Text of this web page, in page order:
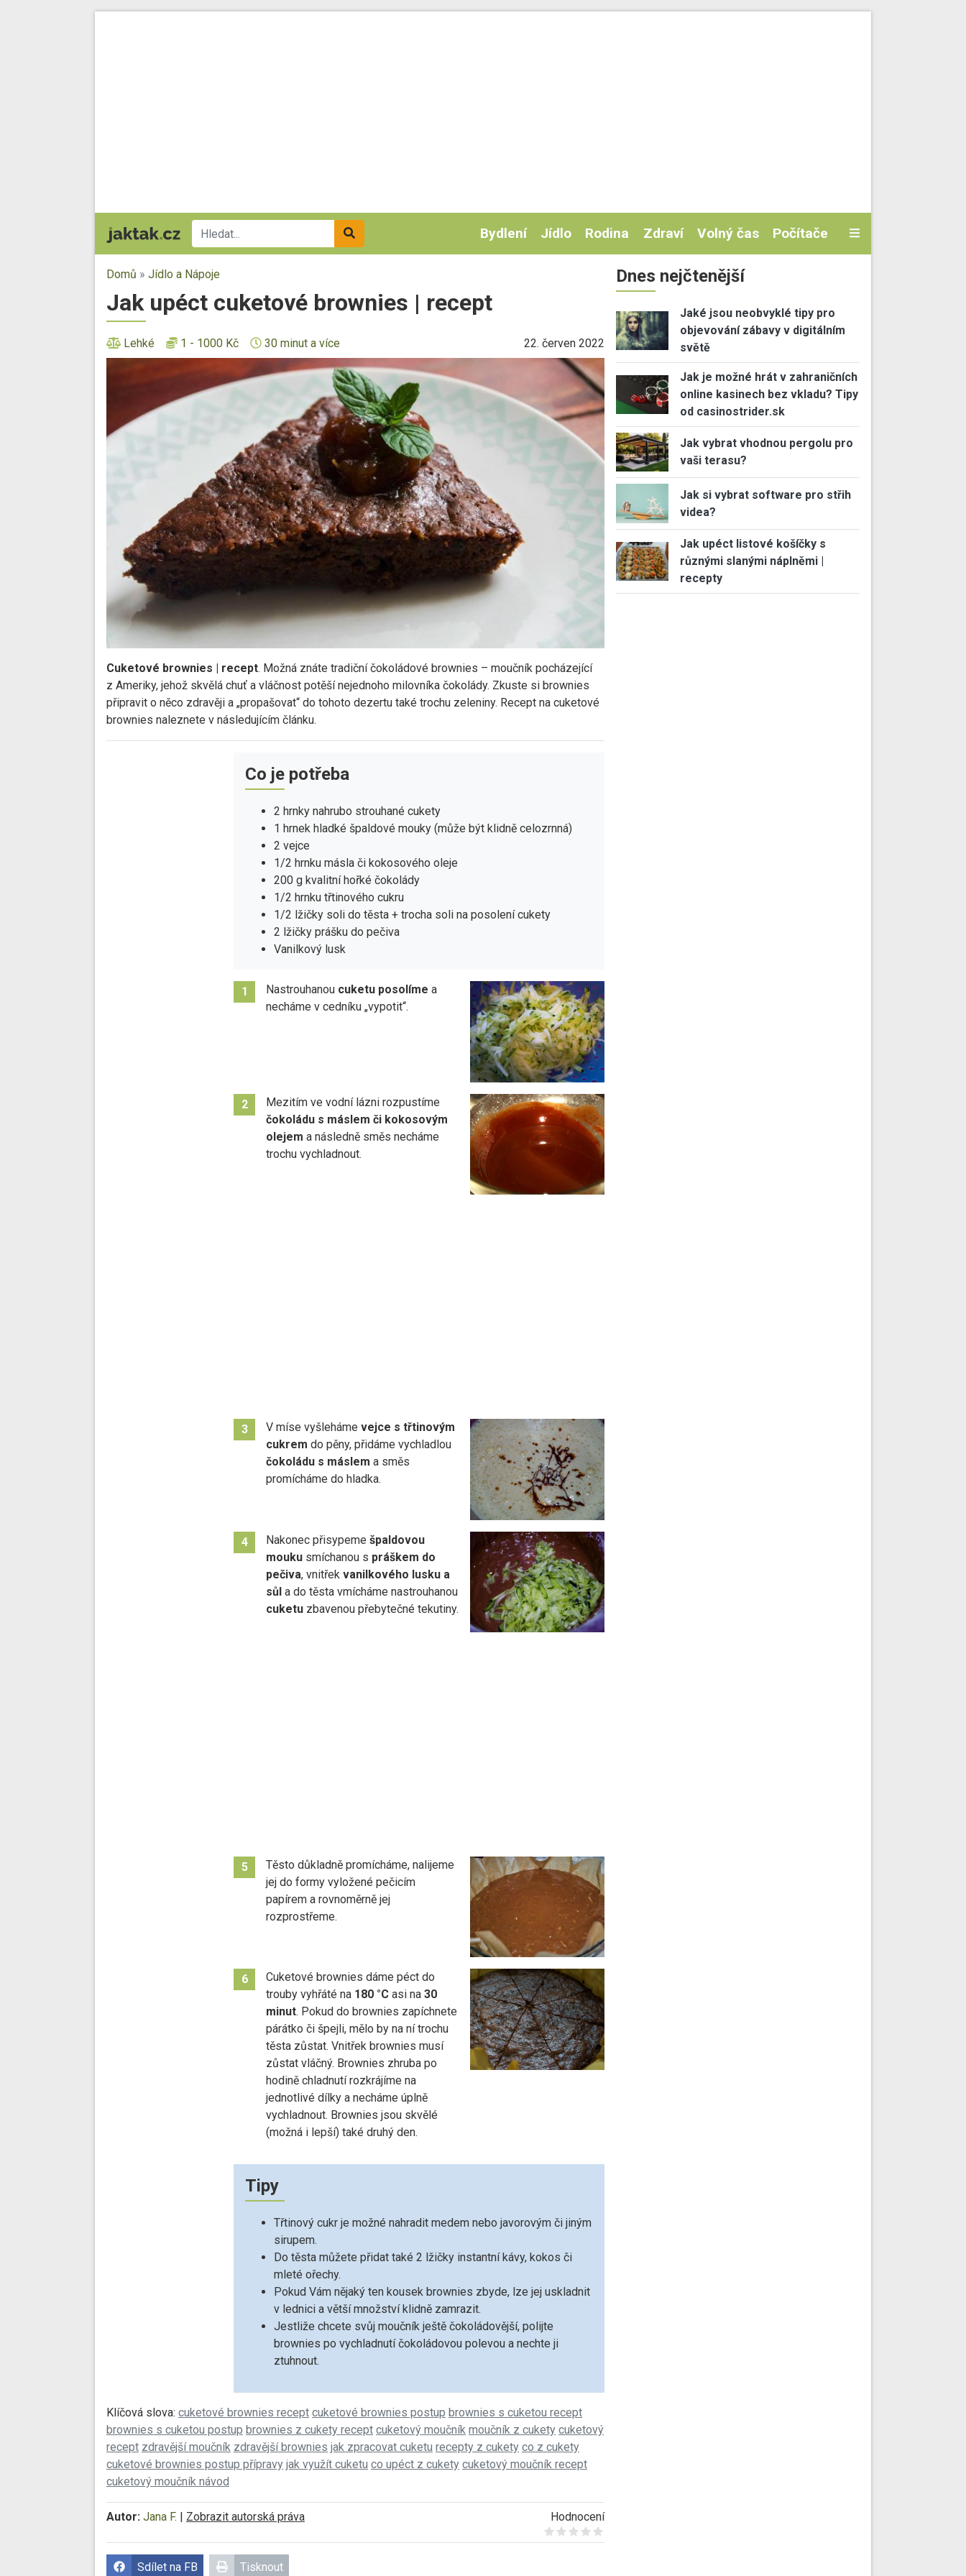
Bydlení Jídlo Rodina Zdraví Volný čas Počítače
Domů » Jídlo a Nápoje
Jak upéct cuketové brownies | recept
Lehké 1 - 1000 Kč 30 minut a více 22. červen 2022
Cuketové brownies | recept. Možná znáte tradiční čokoládové brownies – moučník pocházející
z Ameriky, jehož skvělá chuť a vláčnost potěší nejednoho milovníka čokolády. Zkuste si brownies
připravit o něco zdravěji a „propašovat“ do tohoto dezertu také trochu zeleniny. Recept na cuketové
brownies naleznete v následujícím článku.
Co je potřeba
2 hrnky nahrubo strouhané cukety
1 hrnek hladké špaldové mouky (může být klidně celozrnná)
2 vejce
1/2 hrnku másla či kokosového oleje
200 g kvalitní hořké čokolády
1/2 hrnku třtinového cukru
1/2 lžičky soli do těsta + trocha soli na posolení cukety
2 lžičky prášku do pečiva
Vanilkový lusk
1 Nastrouhanoucuketu posolíme a
necháme v cedníku „vypotit“.
2
Mezitím ve vodní lázni rozpustíme
čokoládu s máslem či kokosovým
olejem a následně směs necháme
trochu vychladnout.
3 V míse vyšleháme vejce s třtinovým
cukrem do pěny, přidáme vychladlou
čokoládu s máslem a směs
promícháme do hladka.
4 Nakonec přisypeme špaldovou
moukusmíchanou s práškem do
pečiva, vnitřek vanilkového lusku a
sůl a do těsta vmícháme nastrouhanou
cuketuzbavenou přebytečné tekutiny.
5
Těsto důkladně promícháme, nalijeme
jej do formy vyložené pečicím
papírem a rovnoměrně jej
rozprostřeme.
6
Cuketové brownies dáme péct do
trouby vyhřáté na 180 °Casi na 30
minut. Pokud do brownies zapíchnete
párátko či špejli, mělo by na ní trochu
těsta zůstat. Vnitřek brownies musí
zůstat vláčný. Brownies zhruba po
hodině chladnutí rozkrájíme na
jednotlivé dílky a necháme úplně
vychladnout. Brownies jsou skvělé
(možná i lepší) také druhý den.
Tipy
Třtinový cukr je možné nahradit medem nebo javorovým či jiným
sirupem.
Do těsta můžete přidat také 2 lžičky instantní kávy, kokos či
mleté ořechy.
Pokud Vám nějaký ten kousek brownies zbyde, lze jej uskladnit
v lednici a větší množství klidně zamrazit.
Jestliže chcete svůj moučník ještě čokoládovější, polijte
brownies po vychladnutí čokoládovou polevou a nechte ji
ztuhnout.
Klíčová slova: cuketové brownies recept cuketové brownies postup brownies s cuketou recept
brownies s cuketou postup brownies z cukety recept cuketový moučník moučník z cukety cuketový
recept zdravější moučník zdravější brownies jak zpracovat cuketu recepty z cukety co z cukety
cuketové brownies postup přípravy jak využít cuketu co upéct z cukety cuketový moučník recept
cuketový moučník návod
Autor: Jana F. Zobrazit autorská práva
Hodnocení
Give it 1/5
Give it 2/5
Give it 3/5
Give it 4/5
Give it 5/5
Sdílet na FB Tisknout
Dnes nejčtenější
Jaké jsou neobvyklé tipy pro
objevování zábavy v digitálním
světě
Jak je možné hrát v zahraničních
online kasinech bez vkladu? Tipy
od casinostrider.sk
Jak vybrat vhodnou pergolu pro
vaši terasu?
Jak si vybrat software pro střih
videa?
Jak upéct listové košíčky s
různými slanými náplněmi |
recepty